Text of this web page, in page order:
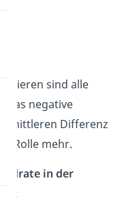
sind alle
. Das negative
mittleren Differenz
Rolle mehr.
in der